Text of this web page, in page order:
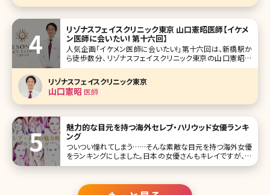
リゾナスフェイスクリニック東京 山口憲昭医師【イケメ
ン医師に会いたい! 第十六回】
人気企画「イケメン医師に会いたい!」第十六回は、新橋駅か
ら徒歩数分、リゾナスフェイスクリニック東京の山口憲昭医
師（やまぐちかずあき）先生です。 “Quality of Life Surgery”を
座右の銘として、顎顔面手術をはじめ、顔より上にこだわり総
合的に施術を提供する美容外科開院の理由とは。
リゾナスフェイスクリニック東京
山口憲昭医師
魅力的な目元を持つ海外セレブ・ハリウッド女優ランキ
ング
ついつい憧れてしまう……そんな素敵な目元を持つ海外女優
をランキングにしました。日本の女優さんもキレイですが、海
外のセレブ・女優さんにはまた違った魅力がありますよね。
位オードリー・ヘップバーン View this